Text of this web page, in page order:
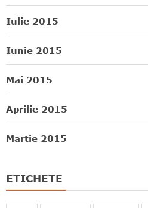
Iulie 2015
Iunie 2015
Mai 2015
Aprilie 2015
Martie 2015
ETICHETE